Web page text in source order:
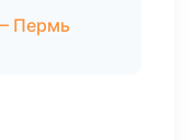
Пермь